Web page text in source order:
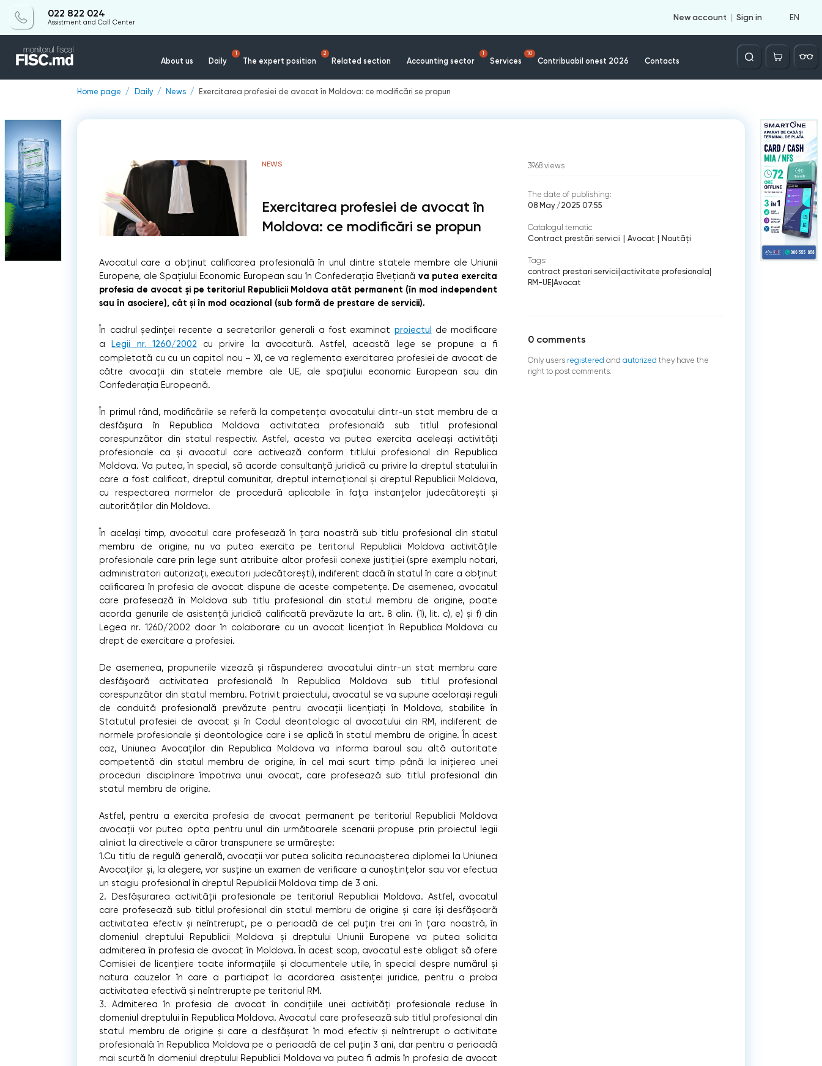
022 822 024
Assistment and Call Center
New account Sign in EN
About us Daily
1
The expert position
2
Related section Accounting sector
1
Services
10
Contribuabil onest 2026 Contacts
Căutare
Home page Daily News Exercitarea profesiei de avocat în Moldova: ce modificări se propun
NEWS
Exercitarea profesiei de avocat în
Moldova: ce modificări se propun
Avocatul care a obținut calificarea profesională în unul dintre statele membre ale Uniunii
Europene, ale Spaţiului Economic European sau în Confederaţia Elveţiană va putea exercita
profesia de avocat și pe teritoriul Republicii Moldova atât permanent (în mod independent
sau în asociere), cât și în mod ocazional (sub formă de prestare de servicii).
În cadrul ședinței recente a secretarilor generali a fost examinat proiectul de modificare
a Legii nr. 1260/2002 cu privire la avocatură. Astfel, această lege se propune a fi
completată cu cu un capitol nou – XI, ce va reglementa exercitarea profesiei de avocat de
către avocații din statele membre ale UE, ale spațiului economic European sau din
Confederația Europeană.
În primul rând, modificările se referă la competența avocatului dintr-un stat membru de a
desfăşura în Republica Moldova activitatea profesională sub titlul profesional
corespunzător din statul respectiv. Astfel, acesta va putea exercita aceleași activități
profesionale ca și avocatul care activează conform titlului profesional din Republica
Moldova. Va putea, în special, să acorde consultanță juridică cu privire la dreptul statului în
care a fost calificat, dreptul comunitar, dreptul internațional și dreptul Republicii Moldova,
cu respectarea normelor de procedură aplicabile în fața instanțelor judecătorești și
autorităților din Moldova.
În același timp, avocatul care profesează în țara noastră sub titlu profesional din statul
membru de origine, nu va putea exercita pe teritoriul Republicii Moldova activitățile
profesionale care prin lege sunt atribuite altor profesii conexe justiției (spre exemplu notari,
administratori autorizați, executori judecătorești), indiferent dacă în statul în care a obținut
calificarea în profesia de avocat dispune de aceste competențe. De asemenea, avocatul
care profesează în Moldova sub titlu profesional din statul membru de origine, poate
acorda genurile de asistență juridică calificată prevăzute la art. 8 alin. (1), lit. c), e) și f) din
Legea nr. 1260/2002 doar în colaborare cu un avocat licențiat în Republica Moldova cu
drept de exercitare a profesiei.
De asemenea, propunerile vizează și răspunderea avocatului dintr-un stat membru care
desfăşoară activitatea profesională în Republica Moldova sub titlul profesional
corespunzător din statul membru. Potrivit proiectului, avocatul se va supune acelorași reguli
de conduită profesională prevăzute pentru avocații licențiați în Moldova, stabilite în
Statutul profesiei de avocat și în Codul deontologic al avocatului din RM, indiferent de
normele profesionale și deontologice care i se aplică în statul membru de origine. În acest
caz, Uniunea Avocaților din Republica Moldova va informa baroul sau altă autoritate
competentă din statul membru de origine, în cel mai scurt timp până la inițierea unei
proceduri disciplinare împotriva unui avocat, care profesează sub titlul profesional din
statul membru de origine.
Astfel, pentru a exercita profesia de avocat permanent pe teritoriul Republicii Moldova
avocații vor putea opta pentru unul din următoarele scenarii propuse prin proiectul legii
aliniat la directivele a căror transpunere se urmărește:
1.Cu titlu de regulă generală, avocații vor putea solicita recunoașterea diplomei la Uniunea
Avocaților și, la alegere, vor susține un examen de verificare a cunoștințelor sau vor efectua
un stagiu profesional în dreptul Republicii Moldova timp de 3 ani.
2. Desfășurarea activității profesionale pe teritoriul Republicii Moldova. Astfel, avocatul
care profesează sub titlul profesional din statul membru de origine și care își desfășoară
activitatea efectiv și neîntrerupt, pe o perioadă de cel puțin trei ani în țara noastră, în
domeniul dreptului Republicii Moldova și dreptului Uniunii Europene va putea solicita
admiterea în profesia de avocat în Moldova. În acest scop, avocatul este obligat să ofere
Comisiei de licențiere toate informațiile și documentele utile, în special despre numărul și
natura cauzelor în care a participat la acordarea asistenței juridice, pentru a proba
activitatea efectivă și neîntrerupte pe teritoriul RM.
3. Admiterea în profesia de avocat în condițiile unei activități profesionale reduse în
domeniul dreptului în Republica Moldova. Avocatul care profesează sub titlul profesional din
statul membru de origine și care a desfășurat în mod efectiv și neîntrerupt o activitate
profesională în Republica Moldova pe o perioadă de cel puțin 3 ani, dar pentru o perioadă
mai scurtă în domeniul dreptului Republicii Moldova va putea fi admis în profesia de avocat
3968 views
The date of publishing:
08 May /2025 07:55
Catalogul tematic
Contract prestări servicii
Avocat Noutăți
Tags:
contract prestari servicii activitate profesionala
RM-UE Avocat
0 comments
Only users registered and autorized they have the
right to post comments.